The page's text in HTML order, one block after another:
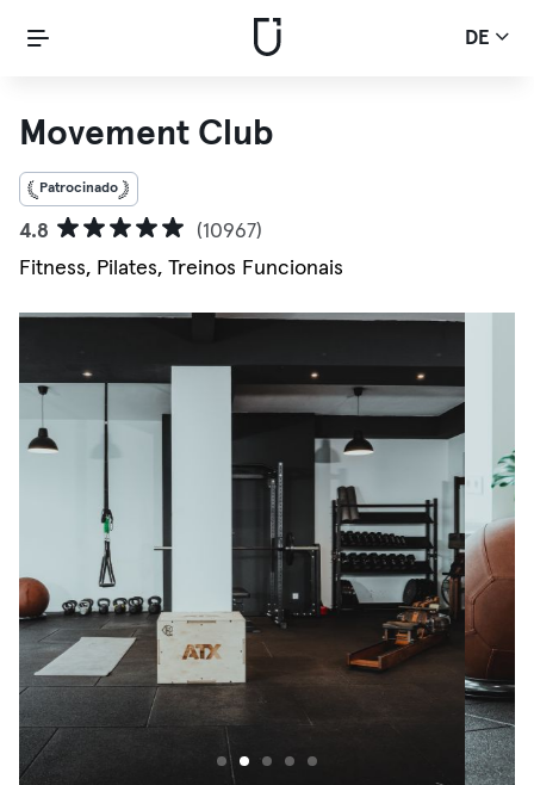
DE
Movement Club
Patrocinado
4.8
(10967)
Fitness, Pilates, Treinos Funcionais